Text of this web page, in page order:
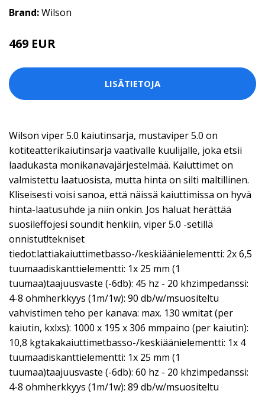
Brand:Wilson
469 EUR
LISÄTIETOJA
Wilson viper 5.0 kaiutinsarja, mustaviper 5.0 on
kotiteatterikaiutinsarja vaativalle kuulijalle, joka etsii
laadukasta monikanavajärjestelmää. Kaiuttimet on
valmistettu laatuosista, mutta hinta on silti maltillinen.
Kliseisesti voisi sanoa, että näissä kaiuttimissa on hyvä
hinta-laatusuhde ja niin onkin. Jos haluat herättää
suosileffojesi soundit henkiin, viper 5.0 -setillä
onnistut!tekniset
tiedot:lattiakaiuttimetbasso-/keskiäänielementti: 2x 6,5
tuumaadiskanttielementti: 1x 25 mm (1
tuumaa)taajuusvaste (-6db): 45 hz - 20 khzimpedanssi:
4-8 ohmherkkyys (1m/1w): 90 db/w/msuositeltu
vahvistimen teho per kanava: max. 130 wmitat (per
kaiutin, kxlxs): 1000 x 195 x 306 mmpaino (per kaiutin):
10,8 kgtakakaiuttimetbasso-/keskiäänielementti: 1x 4
tuumaadiskanttielementti: 1x 25 mm (1
tuumaa)taajuusvaste (-6db): 60 hz - 20 khzimpedanssi:
4-8 ohmherkkyys (1m/1w): 89 db/w/msuositeltu